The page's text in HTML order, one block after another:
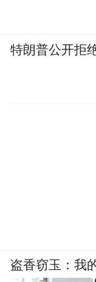
特朗普公开拒
盗香窃玉：我